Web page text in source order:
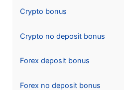
Crypto bonus
Crypto no deposit bonus
Forex deposit bonus
Forex no deposit bonus